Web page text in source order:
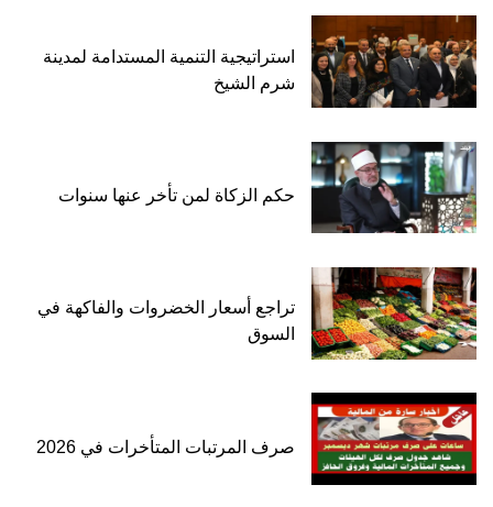
استراتيجية التنمية المستدامة لمدينة
شرم الشيخ
حكم الزكاة لمن تأخر عنها سنوات
تراجع أسعار الخضروات والفاكهة في
السوق
صرف المرتبات المتأخرات في 2026